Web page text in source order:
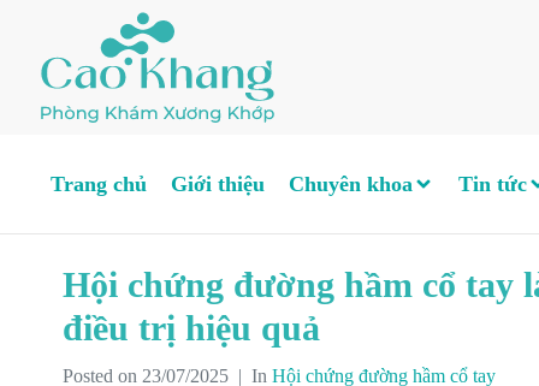
Trang chủ Giới thiệu Chuyên khoa Tin tức
Hội chứng đường hầm cổ tay
điều trị hiệu quả
Posted on 23/07/2025 In Hội chứng đường hầm cổ tay